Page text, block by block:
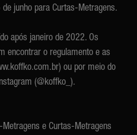
junho para Curtas-Metragens.
após janeiro de 2022. Os
encontrar o regulamento e as
) ou por meio do
(@koffko_).
e Curtas-Metragens